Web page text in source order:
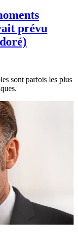
prévu
sont parfois les plus